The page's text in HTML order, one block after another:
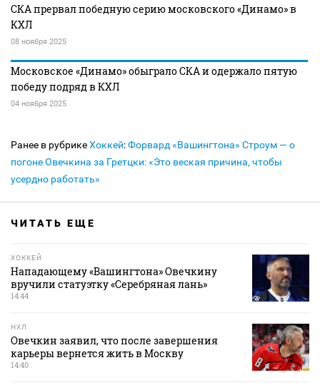
СКА прервал победную серию московского «Динамо» в
КХЛ
08 ноября 2025
Московское «Динамо» обыграло СКА и одержало пятую
победу подряд в КХЛ
04 ноября 2025
Ранее в рубрикеХоккей:Форвард «Вашингтона» Строум — о
погоне Овечкина за Гретцки: «Это веская причина, чтобы
усердно работать»
ЧИТАТЬ ЕЩЕ
ХОККЕЙ
Нападающему «Вашингтона» Овечкину
вручили статуэтку «Серебряная лань»
14:44
НХЛ
Овечкин заявил, что после завершения
карьеры вернется жить в Москву
14:40